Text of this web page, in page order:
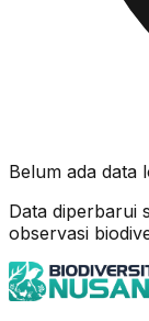
Belum ada data
Data diperbarui
observasi